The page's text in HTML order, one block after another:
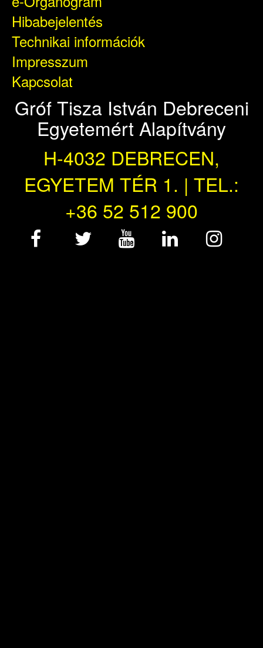
Gróf Tisza István Debreceni
Egyetemért Alapítvány
Hibabejelentés
Technikai információk
Impresszum
Kapcsolat
H-4032 DEBRECEN,
EGYETEM TÉR 1. | TEL.:
+36 52 512 900